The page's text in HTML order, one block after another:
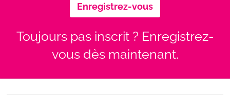
Enregistrez-vous
Toujours pas inscrit ? Enregistrez-
vous dès maintenant.